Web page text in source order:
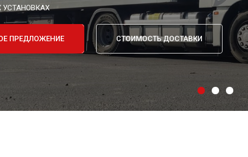
ПРЕДЛОЖЕНИЕ СТОИМОСТЬ ДОСТАВКИ